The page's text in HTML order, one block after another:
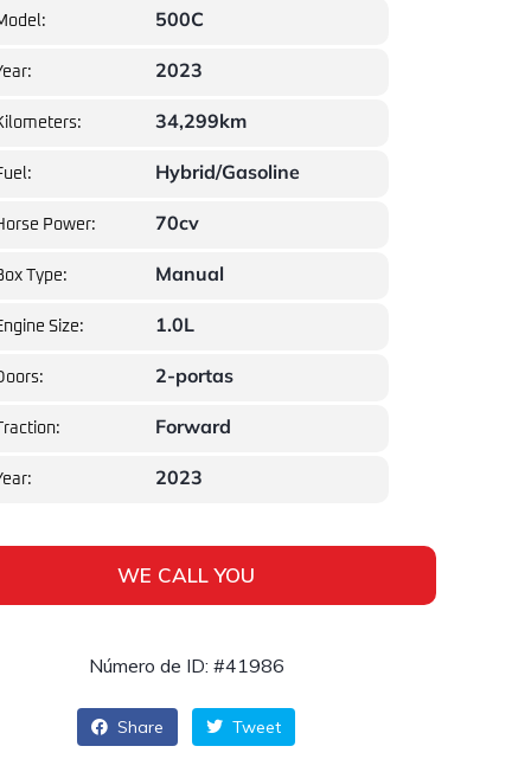
500C
2023
34,299km
Hybrid/Gasoline
Power: 70cv
Type: Manual
Size: 1.0L
2-portas
Forward
2023
WE CALL YOU
Número de ID: #41986
Share Tweet